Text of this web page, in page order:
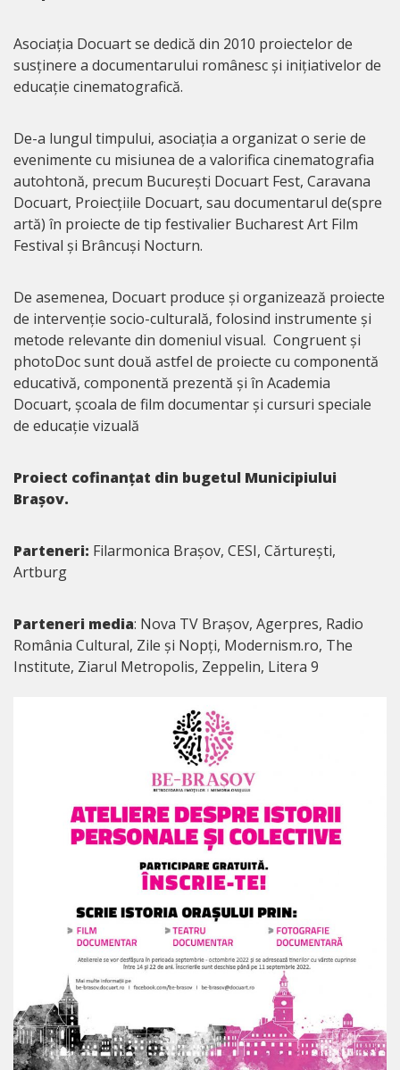
Asociația Docuart se dedică din 2010 proiectelor de
susținere a documentarului românesc și inițiativelor de
educație cinematografică.
De-a lungul timpului, asociația a organizat o serie de
evenimente cu misiunea de a valorifica cinematografia
autohtonă, precum București Docuart Fest, Caravana
Docuart, Proiecțiile Docuart, sau documentarul de(spre
artă) în proiecte de tip festivalier Bucharest Art Film
Festival și Brâncuși Nocturn.
De asemenea, Docuart produce și organizează proiecte
de intervenție socio-culturală, folosind instrumente și
metode relevante din domeniul visual. Congruent și
photoDoc sunt două astfel de proiecte cu componentă
educativă, componentă prezentă și în Academia
Docuart, școala de film documentar și cursuri speciale
de educație vizuală
Proiect cofinanțat din bugetul Municipiului
Brașov.
Parteneri: Filarmonica Brașov, CESI, Cărturești,
Artburg
Parteneri media: Nova TV Brașov, Agerpres, Radio
România Cultural, Zile și Nopți, Modernism.ro, The
Institute, Ziarul Metropolis, Zeppelin, Litera 9